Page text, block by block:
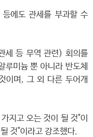
에도 관세를 부과할 수
세 등 무역 관련) 회의를
루미늄 뿐 아니라 반도체
이며, 그 외 다른 두어개
지고 오는 것이 될 것"이
것"이라고 강조했다.